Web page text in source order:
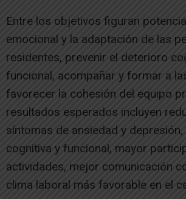
Entre los objetivos figuran
emocional y la adaptación de las
residentes, prevenir el deterioro
funcional, acompañar y formar a
favorecer la cohesión del equipo
resultados esperados incluyen
síntomas de ansiedad y
cognitiva y funcional, mayor
actividades, mejor comunicación
clima laboral más favorable en el